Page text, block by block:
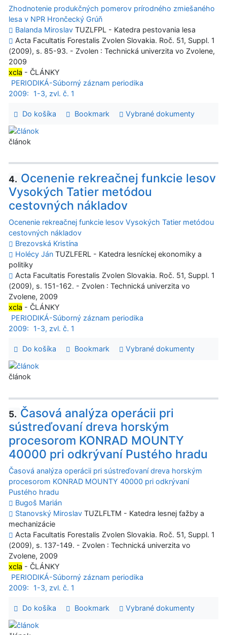
Zhodnotenie produkčných pomerov prírodného zmiešaného
lesa v NPR Hrončecký Grúň
Balanda Miroslav TUZLFPL - Katedra pestovania lesa
Acta Facultatis Forestalis Zvolen Slovakia. Roč. 51, Suppl. 1
(2009), s. 85-93. - Zvolen : Technická univerzita vo Zvolene,
2009
xcla - ČLÁNKY
PERIODIKÁ-Súborný záznam periodika
2009:
1-3, zvl. č. 1
Do košíka Bookmark Vybrané dokumenty
článok
4. Ocenenie rekreačnej funkcie lesov
Vysokých Tatier metódou
cestovných nákladov
Ocenenie rekreačnej funkcie lesov Vysokých Tatier metódou
cestovných nákladov
Brezovská Kristína
Holécy Ján TUZLFERL - Katedra lesníckej ekonomiky a
politiky
Acta Facultatis Forestalis Zvolen Slovakia. Roč. 51, Suppl. 1
(2009), s. 151-162. - Zvolen : Technická univerzita vo
Zvolene, 2009
xcla - ČLÁNKY
PERIODIKÁ-Súborný záznam periodika
2009:
1-3, zvl. č. 1
Do košíka Bookmark Vybrané dokumenty
článok
5. Časová analýza operácii pri
sústreďovaní dreva horským
procesorom KONRAD MOUNTY
40000 pri odkrývaní Pustého hradu
Časová analýza operácii pri sústreďovaní dreva horským
procesorom KONRAD MOUNTY 40000 pri odkrývaní
Pustého hradu
Bugoš Marián
Stanovský Miroslav TUZLFLTM - Katedra lesnej ťažby a
mechanizácie
Acta Facultatis Forestalis Zvolen Slovakia. Roč. 51, Suppl. 1
(2009), s. 137-149. - Zvolen : Technická univerzita vo
Zvolene, 2009
xcla - ČLÁNKY
PERIODIKÁ-Súborný záznam periodika
2009:
1-3, zvl. č. 1
Do košíka Bookmark Vybrané dokumenty